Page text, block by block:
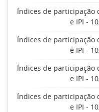
Índices de participação
e IPI -
Índices de participação
e IPI -
Índices de participação
e IPI -
Índices de participação
e IPI -